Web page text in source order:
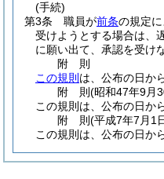
(手続)
第3条
職員が前条の規定
受けようとする場合は、
に願い出て、承認を受け
附 則
この規則 は、公布の日か
附 則(昭和47年9月
この規則は、公布の日か
附 則(平成7年7月1
この規則は、公布の日か